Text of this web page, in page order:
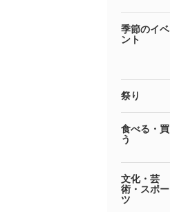
季節のイベ
ント
祭り
食べる・買
う
文化・芸
術・スポー
ツ